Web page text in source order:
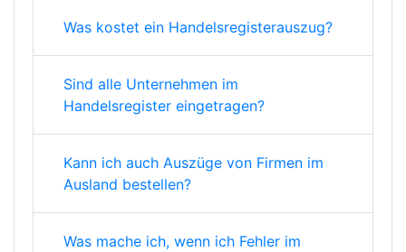
Was kostet ein Handelsregisterauszug?
Sind alle Unternehmen im
Handelsregister eingetragen?
Kann ich auch Auszüge von Firmen im
Ausland bestellen?
Was mache ich, wenn ich Fehler im